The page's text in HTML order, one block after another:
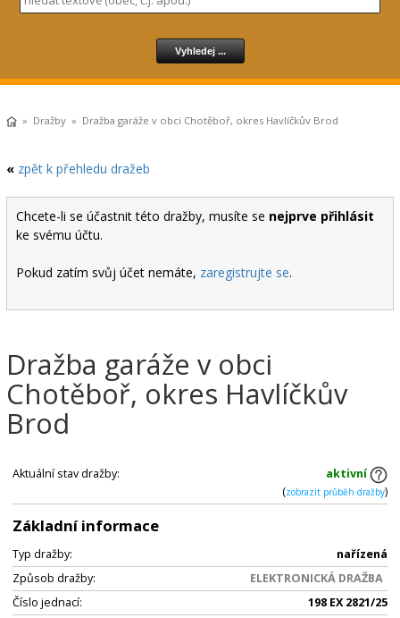
» Dražby » Dražba garáže v obci Chotěboř, okres Havlíčkův Brod
« zpět k přehledu dražeb
Chcete-li se účastnit této dražby, musíte se nejprve přihlásit
ke svému účtu.
Pokud zatím svůj účet nemáte, zaregistrujte se.
Dražba garáže v obci
Chotěboř, okres Havlíčkův
Brod
Aktuální stav dražby:
aktivní
(zobrazit průběh dražby)
Základní informace
Typ dražby:
nařízená
Způsob dražby:
ELEKTRONICKÁ DRAŽBA
Číslo jednací:
198 EX 2821/25